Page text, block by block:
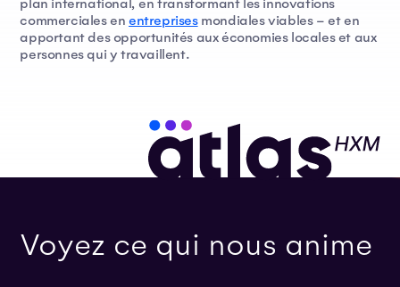
plan international, en transformant les innovations
commerciales en entreprisesmondiales viables – et en
apportant des opportunités aux économies locales et aux
personnes qui y travaillent.
Voyez ce qui nous anime